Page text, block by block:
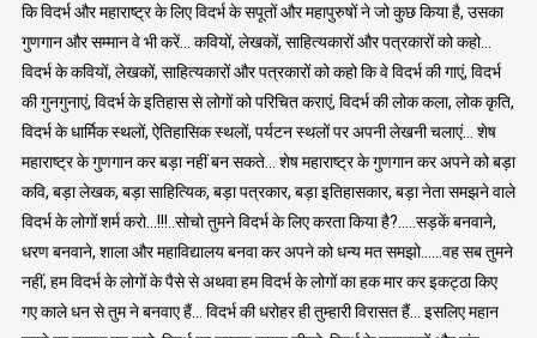
कि विदर्भ और महाराष्ट्र के लिए विदर्भ के सपूतों और महापुरुषों ने जो कुछ किया है, उसका
गुणगान और सम्मान वे भी करें… कवियों, लेखकों, साहित्यकारों और पत्रकारों को कहो…
विदर्भ के कवियों, लेखकों, साहित्यकारों और पत्रकारों को कहो कि वे विदर्भ की गाएं, विदर्भ
की गुनगुनाएं, विदर्भ के इतिहास से लोगों को परिचित कराएं, विदर्भ की लोक कला, लोक कृति,
विदर्भ के धार्मिक स्थलों, ऐतिहासिक स्थलों, पर्यटन स्थलों पर अपनी लेखनी चलाएं… शेष
महाराष्ट्र के गुणगान कर बड़ा नहीं बन सकते… शेष महाराष्ट्र के गुणगान कर अपने को बड़ा
कवि, बड़ा लेखक, बड़ा साहित्यिक, बड़ा पत्रकार, बड़ा इतिहासकार, बड़ा नेता समझने वाले
विदर्भ के लोगों शर्म करो…!!!..सोचो तुमने विदर्भ के लिए करता किया है?…..सड़कें बनवाने,
धरण बनवाने, शाला और महाविद्यालय बनवा कर अपने को धन्य मत समझो……वह सब तुमने
नहीं, हम विदर्भ के लोगों के पैसे से अथवा हम विदर्भ के लोगों का हक मार कर इकट्ठा किए
गए काले धन से तुम ने बनवाए हैं… विदर्भ की धरोहर ही तुम्हारी विरासत हैं… इसलिए महान